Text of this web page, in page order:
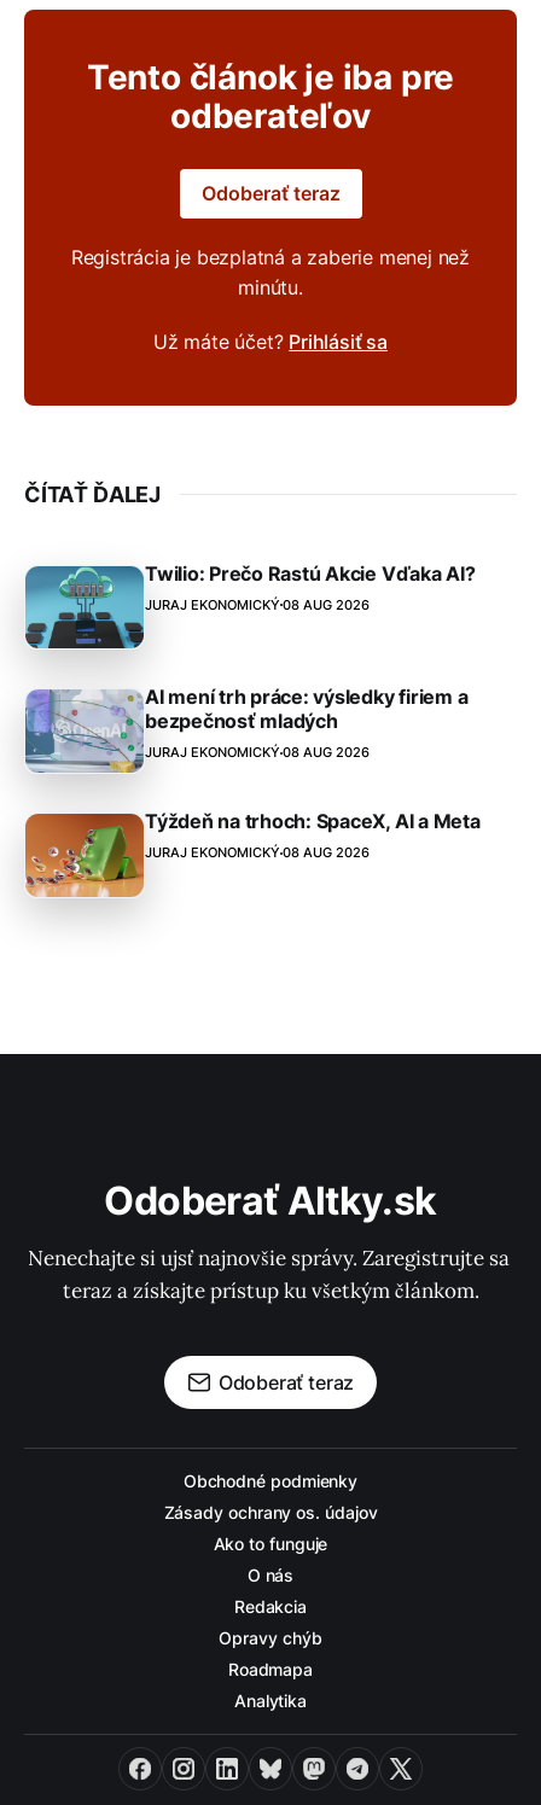
Tento článok je iba pre
odberateľov
Odoberať teraz
Registrácia je bezplatná a zaberie menej než
minútu.
Už máte účet? Prihlásiť sa
ČÍTAŤ ĎALEJ
Twilio: Prečo Rastú Akcie Vďaka AI?
JURAJ EKONOMICKÝ 08 AUG 2026
AI mení trh práce: výsledky firiem a
bezpečnosť mladých
JURAJ EKONOMICKÝ 08 AUG 2026
Týždeň na trhoch: SpaceX, AI a Meta
JURAJ EKONOMICKÝ 08 AUG 2026
Odoberať Altky.sk
Nenechajte si ujsť najnovšie správy. Zaregistrujte sa
teraz a získajte prístup ku všetkým článkom.
Odoberať teraz
Obchodné podmienky
Zásady ochrany os. údajov
Ako to funguje
O nás
Redakcia
Opravy chýb
Roadmapa
Analytika
FacebookInstagramLinkedInBlueskyMastodon
Telegram
X